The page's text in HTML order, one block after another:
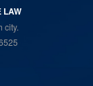
LAW
city.